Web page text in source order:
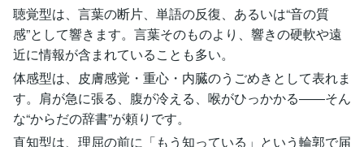
聴覚型は、言葉の断片、単語の反復、あるいは“音の質
感”として響きます。言葉そのものより、響きの硬軟や遠
近に情報が含まれていることも多い。
体感型は、皮膚感覚・重心・内臓のうごめきとして表れま
す。肩が急に張る、腹が冷える、喉がひっかかる――そん
な“からだの辞書”が頼りです。
直知型は、理屈の前に「もう知っている」という輪郭で届